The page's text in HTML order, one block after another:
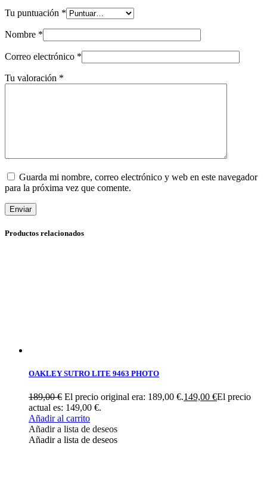
Tu puntuación *
Nombre *
Correo electrónico *
Tu valoración *
Guarda mi nombre, correo electrónico y web en este navegador
para la próxima vez que comente.
Enviar
Productos relacionados
OAKLEY SUTRO LITE 9463 PHOTO
189,00€ El precio original era: 189,00 €.149,00 €El precio
actual es: 149,00 €.
Añadir al carrito
Añadir a lista de deseos
Añadir a lista de deseos